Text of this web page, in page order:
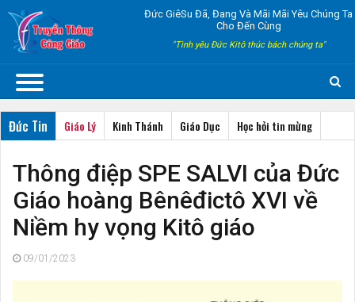
Đức GiêSu Đã, Đang Và Mãi Mãi Yêu Chúng Ta
Cho Đến Cùng
"Tình yêu Đức Kitô thúc bách chúng ta"
Đức Tin Giáo Lý Kinh Thánh Giáo Dục Học hỏi tin mừng
Thông điệp SPE SALVI của Đức
Giáo hoàng Bênêđictô XVI về
Niềm hy vọng Kitô giáo
09/01/2023